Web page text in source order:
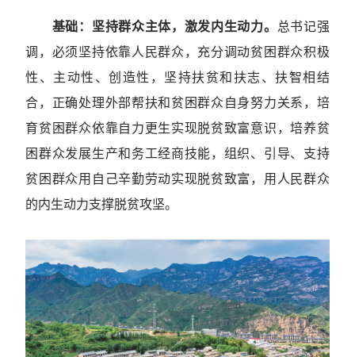
基础：坚持群众主体，激发内生动力。 总书记强
调，必须坚持依靠人民群众，充分调动贫困群众积极
性、主动性、创造性，坚持扶贫和扶志、扶智相结
合，正确处理外部帮扶和贫困群众自身努力关系，培
育贫困群众依靠自力更生实现脱贫致富意识，培养贫
困群众发展生产和务工经商技能，组织、引导、支持
贫困群众用自己辛勤劳动实现脱贫致富，用人民群众
的内生动力支撑脱贫攻坚。